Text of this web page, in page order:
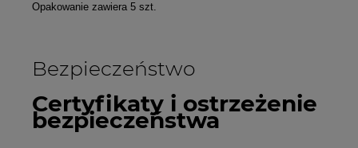
Opakowanie zawiera 5 szt.
Bezpieczeństwo
Certyfikaty i ostrzeżenie
bezpieczeństwa